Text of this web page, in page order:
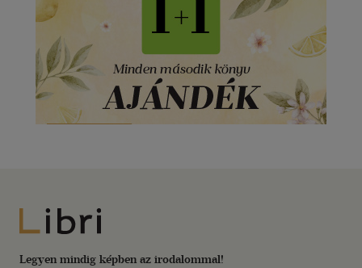
Libri
Legyen mindig képben az irodalommal!